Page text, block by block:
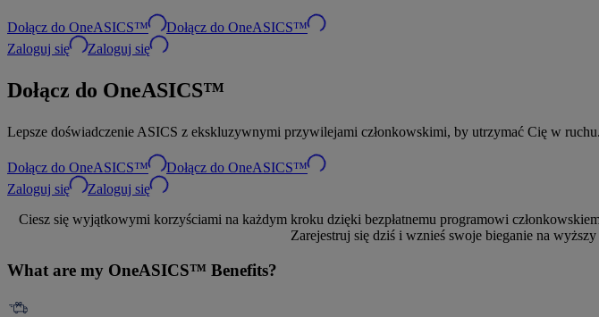
Dołącz do OneASICS™
Dołącz do OneASICS™
Zaloguj się
Zaloguj się
Dołącz do OneASICS™
Lepsze doświadczenie ASICS z ekskluzywnymi przywilejami członkowskimi, by utrzymać Cię w ruchu.
Dołącz do OneASICS™
Dołącz do OneASICS™
Zaloguj się
Zaloguj się
Ciesz się wyjątkowymi korzyściami na każdym kroku dzięki bezpłatnemu programowi
Zarejestruj się dziś i wznieś swoje bieganie na
What are my OneASICS™ Benefits?